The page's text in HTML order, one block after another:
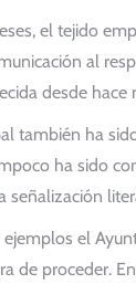
el tejido
al
desde
también ha
ha sido
señalización
el
de proceder.